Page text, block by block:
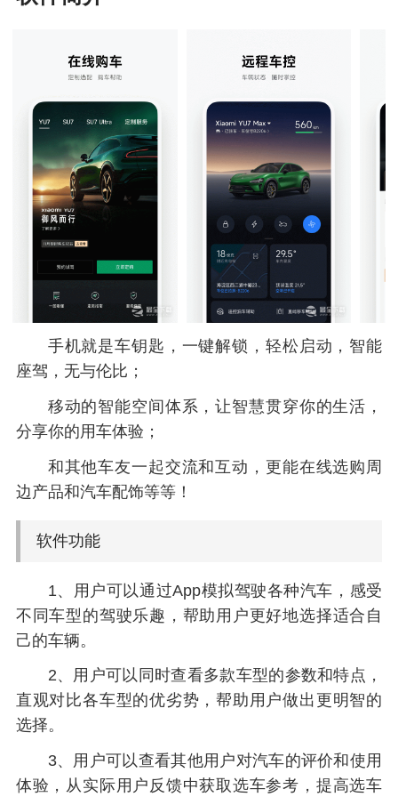
手机就是车钥匙，一键解锁，轻松启动，智能
座驾，无与伦比；
移动的智能空间体系，让智慧贯穿你的生活，
分享你的用车体验；
和其他车友一起交流和互动，更能在线选购周
边产品和汽车配饰等等！
软件功能
1、用户可以通过App模拟驾驶各种汽车，感受
不同车型的驾驶乐趣，帮助用户更好地选择适合自
己的车辆。
2、用户可以同时查看多款车型的参数和特点，
直观对比各车型的优劣势，帮助用户做出更明智的
选择。
3、用户可以查看其他用户对汽车的评价和使用
体验，从实际用户反馈中获取选车参考，提高选车